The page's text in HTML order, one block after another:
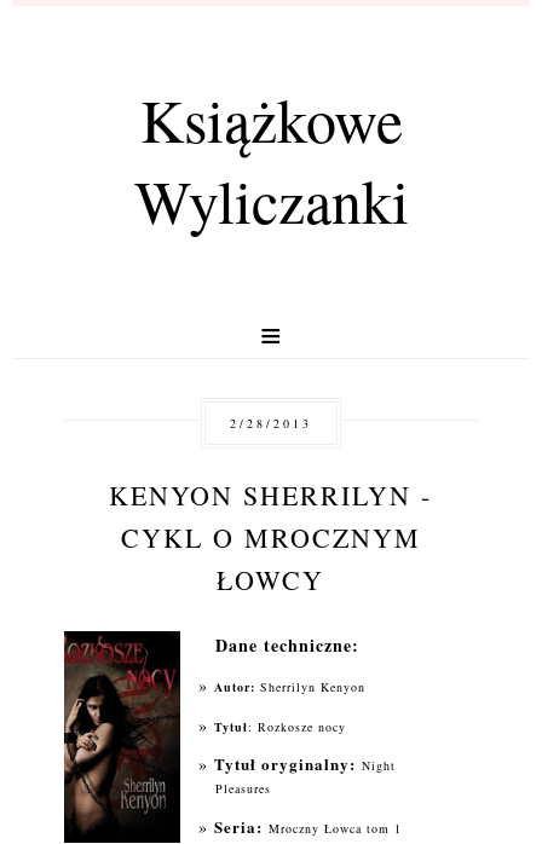
Książkowe
Wyliczanki
≡
2/28/2013
KENYON SHERRILYN -
CYKL O MROCZNYM
ŁOWCY
Dane techniczne:
Autor: Sherrilyn Kenyon
Tytuł: Rozkosze nocy
Tytuł oryginalny: Night
Pleasures
Seria: Mroczny Łowca tom 1